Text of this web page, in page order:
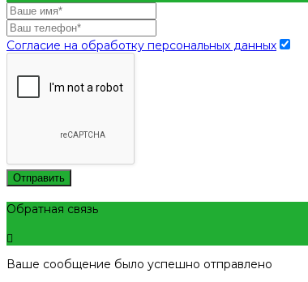
Согласие на обработку персональных данных
Отправить
Обратная связь
Ваше сообщение было успешно отправлено